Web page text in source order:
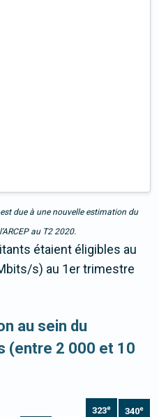
due à une nouvelle estimation du
au T2 2020.
étaient éligibles au
s) au 1er trimestre
au sein du
(entre 2 000 et 10
323e 340e